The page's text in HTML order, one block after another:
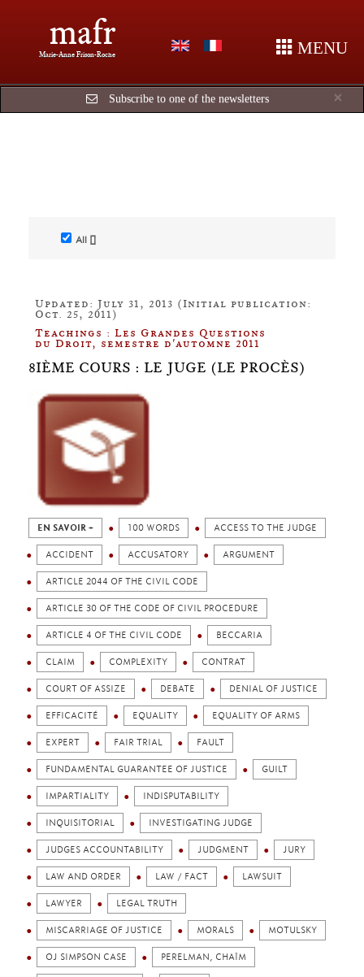
mafr
Marie-Anne Frison-Roche MENU
×
Subscribe to one of the newsletters
All []
Updated: July 31, 2013 (Initial publication:
Oct. 25, 2011)
Teachings : Les Grandes Questions
du Droit, semestre d'automne 2011
8IÈME COURS : LE JUGE (LE PROCÈS)
EN SAVOIR + 100 WORDS ACCESS TO THE JUDGE
ACCIDENT ACCUSATORY ARGUMENT
ARTICLE 2044 OF THE CIVIL CODE
ARTICLE 30 OF THE CODE OF CIVIL PROCEDURE
ARTICLE 4 OF THE CIVIL CODE BECCARIA
CLAIM COMPLEXITY CONTRAT
COURT OF ASSIZE DEBATE DENIAL OF JUSTICE
EFFICACITÉ EQUALITY EQUALITY OF ARMS
EXPERT FAIR TRIAL FAULT
FUNDAMENTAL GUARANTEE OF JUSTICE GUILT
IMPARTIALITY INDISPUTABILITY
INQUISITORIAL INVESTIGATING JUDGE
JUDGES ACCOUNTABILITY JUDGMENT JURY
LAW AND ORDER LAW / FACT LAWSUIT
LAWYER LEGAL TRUTH
MISCARRIAGE OF JUSTICE MORALS MOTULSKY
OJ SIMPSON CASE PERELMAN, CHAÏM